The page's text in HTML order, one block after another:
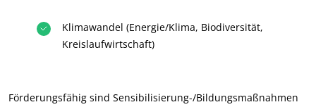
Klimawandel (Energie/Klima, Biodiversität,
Kreislaufwirtschaft)
Förderungsfähig sind Sensibilisierung-/Bildungsmaßnahmen